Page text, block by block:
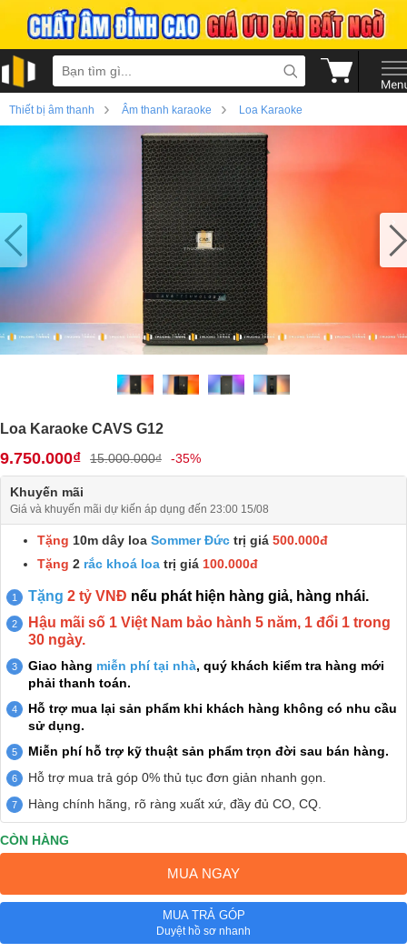
Thiết bị âm thanh › Âm thanh karaoke › Loa Karaoke
Loa Karaoke CAVS G12
9.750.000₫ 15.000.000₫ -35%
Khuyến mãi
Giá và khuyến mãi dự kiến áp dụng đến 23:00 15/08
Tặng 10m dây loa Sommer Đức trị giá 500.000đ
Tặng 2 rắc khoá loa trị giá 100.000đ
Tặng 2 tỷ VNĐ nếu phát hiện hàng giả, hàng nhái.
Hậu mãi số 1 Việt Nam bảo hành 5 năm, 1 đổi 1 trong
30 ngày.
Giao hàng miễn phí tại nhà, quý khách kiểm tra hàng mới
phải thanh toán.
Hỗ trợ mua lại sản phẩm khi khách hàng không có nhu cầu
sử dụng.
Miễn phí hỗ trợ kỹ thuật sản phẩm trọn đời sau bán hàng.
Hỗ trợ mua trả góp 0% thủ tục đơn giản nhanh gọn.
Hàng chính hãng, rõ ràng xuất xứ, đầy đủ CO, CQ.
CÒN HÀNG
MUA NGAY
MUA TRẢ GÓP
Duyệt hồ sơ nhanh